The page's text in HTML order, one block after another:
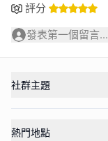
評分
發表第一個留言...
社群主題
熱門地點